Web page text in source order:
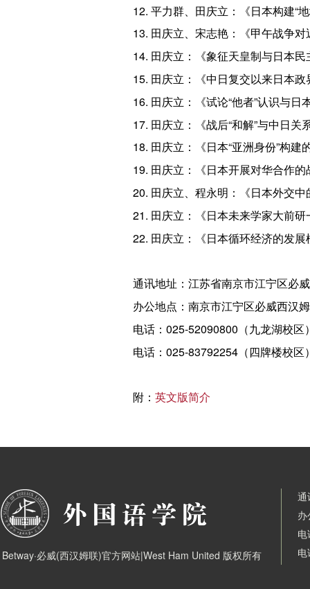
12. 平力群、田庆立：《日本构建“
13. 田庆立、宋志艳：《甲午战争
14. 田庆立：《象征天皇制与日本
15. 田庆立：《中日复交以来日本
16. 田庆立：《试论“他者”认识与
17. 田庆立：《战后“和解”与中日
18. 田庆立：《日本“亚洲身份”构
19. 田庆立：《日本开展对华合作
20. 田庆立、程永明：《日本外交
21. 田庆立：《日本未来学家大前
22. 田庆立：《日本循环经济的发
通讯地址：江苏省南京市江宁区必
办公地点：南京市江宁区必威西汉
电话：025-52090800（九龙湖校区
电话：025-83792254（四牌楼校区
附： 英文版简介
Betway·必威(西汉姆联)官方网站|West Ham United 版权所有
通